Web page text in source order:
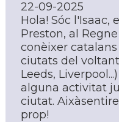
22-09-2025
Hola! Sóc l'Isaac,
Preston, al
conèixer
ciutats del
Leeds,
alguna activitat
ciutat.
prop!